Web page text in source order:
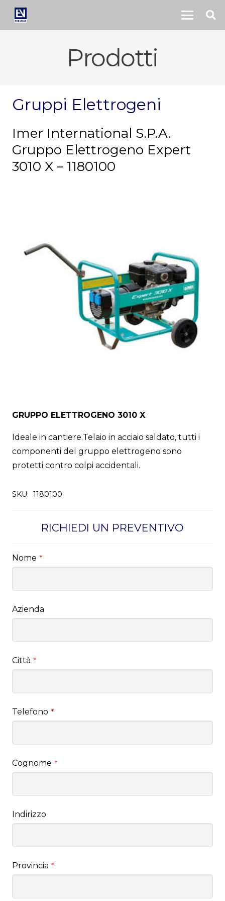
Prodotti
Gruppi Elettrogeni
Imer International S.P.A.
Gruppo Elettrogeno Expert
3010 X – 1180100
GRUPPO ELETTROGENO 3010 X
Ideale in cantiere.Telaio in acciaio saldato, tutti i
componenti del gruppo elettrogeno sono
protetti contro colpi accidentali.
SKU: 1180100
RICHIEDI UN PREVENTIVO
Nome *
Azienda
Città *
Telefono *
Cognome *
Indirizzo
Provincia *